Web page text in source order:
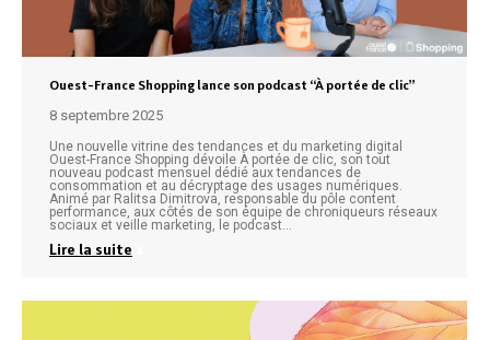
Ouest-France Shopping lance son podcast “À portée de clic”
8 septembre 2025
Une nouvelle vitrine des tendances et du marketing digital
Ouest-France Shopping dévoile À portée de clic, son tout
nouveau podcast mensuel dédié aux tendances de
consommation et au décryptage des usages numériques.
Animé par Ralitsa Dimitrova, responsable du pôle content
performance, aux côtés de son équipe de chroniqueurs réseaux
sociaux et veille marketing, le podcast…
Lire la suite